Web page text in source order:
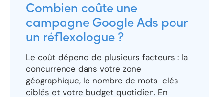
Combien coûte une
campagne Google Ads pour
un réflexologue ?
Le coût dépend de plusieurs facteurs : la
concurrence dans votre zone
géographique, le nombre de mots-clés
ciblés et votre budget quotidien. En